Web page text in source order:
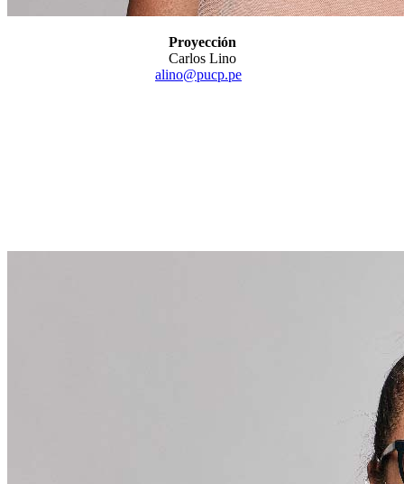
Proyección
Carlos Lino
alino@pucp.pe